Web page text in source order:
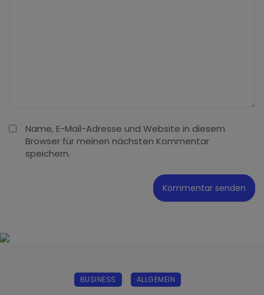
Name, E-Mail-Adresse und Website in diesem
Browser für meinen nächsten Kommentar
speichern.
BUSINESS ALLGEMEIN